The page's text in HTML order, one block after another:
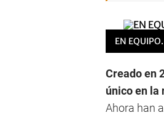
EN
Creado en
único en la
Ahora han